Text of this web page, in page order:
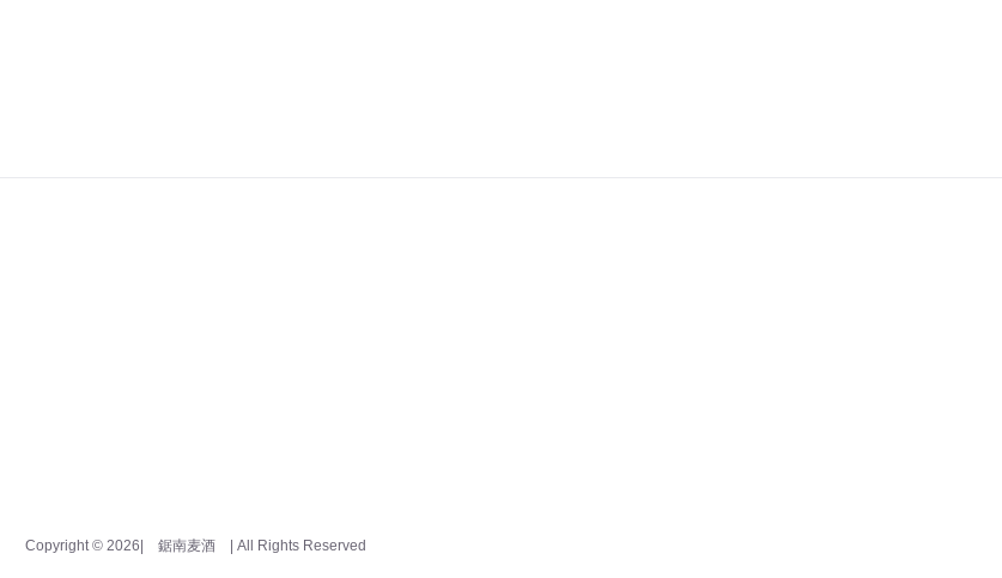
Copyright © 2026| 鋸南麦酒 | All Rights Reserved